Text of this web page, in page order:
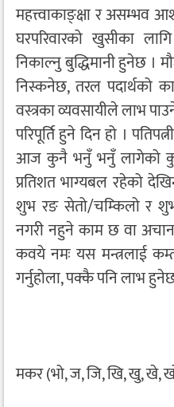
महत्त्वाकाङ्क्षा र असम्भव
घरपरिवारको खुसीका
निकाल्नु बुद्धिमानी हुनेछ ।
निस्कनेछ, तरल पदार्थको
वस्त्रका व्यवसायीले लाभ
परिपूर्ति हुने दिन हो ।
आज कुनै भनुँ भनुँ लागेको
प्रतिशत भाग्यबल रहेको
शुभ रङ सेतो/चम्किलो र
नगरी नहुने काम छ वा
कवये नमः यस मन्त्रलाई
गर्नुहोला, पक्कै पनि लाभ
मकर (भो, ज, जि, खि, खु, खे,